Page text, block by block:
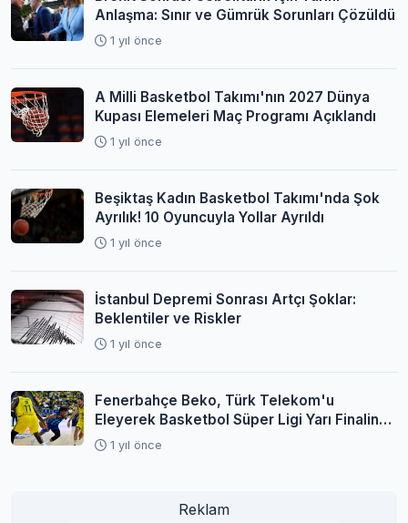
Anlaşma: Sınır ve Gümrük Sorunları Çözüldü
1 yıl önce
A Milli Basketbol Takımı'nın 2027 Dünya
Kupası Elemeleri Maç Programı Açıklandı
1 yıl önce
Beşiktaş Kadın Basketbol Takımı'nda Şok
Ayrılık! 10 Oyuncuyla Yollar Ayrıldı
1 yıl önce
İstanbul Depremi Sonrası Artçı Şoklar:
Beklentiler ve Riskler
1 yıl önce
Fenerbahçe Beko, Türk Telekom'u
Eleyerek Basketbol Süper Ligi Yarı Finaline
Yükseldi
1 yıl önce
Reklam